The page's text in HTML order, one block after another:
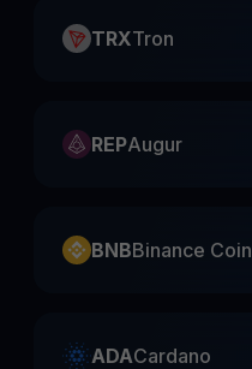
TRXTron
REPAugur
BNBBinance Coin
ADACardano